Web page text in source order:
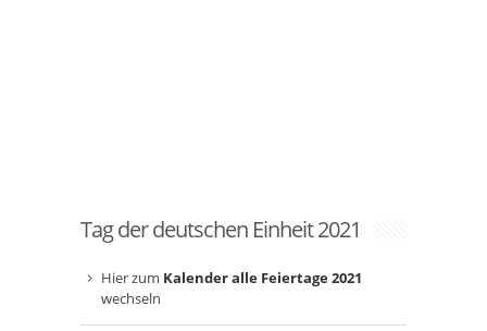
Tag der deutschen Einheit 2021
Hier zum Kalender alle Feiertage 2021
wechseln